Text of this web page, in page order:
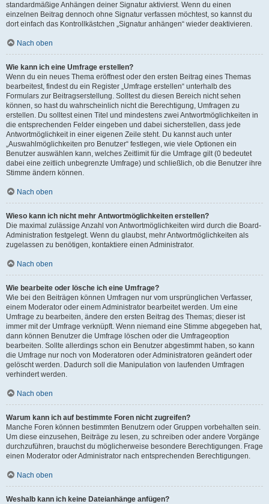
standardmäßige Anhängen deiner Signatur aktivierst. Wenn du einen
einzelnen Beitrag dennoch ohne Signatur verfassen möchtest, so kannst du
dort einfach das Kontrollkästchen „Signatur anhängen“ wieder deaktivieren.
Nach oben
Wie kann ich eine Umfrage erstellen?
Wenn du ein neues Thema eröffnest oder den ersten Beitrag eines Themas
bearbeitest, findest du ein Register „Umfrage erstellen“ unterhalb des
Formulars zur Beitragserstellung. Solltest du diesen Bereich nicht sehen
können, so hast du wahrscheinlich nicht die Berechtigung, Umfragen zu
erstellen. Du solltest einen Titel und mindestens zwei Antwortmöglichkeiten in
die entsprechenden Felder eingeben und dabei sicherstellen, dass jede
Antwortmöglichkeit in einer eigenen Zeile steht. Du kannst auch unter
„Auswahlmöglichkeiten pro Benutzer“ festlegen, wie viele Optionen ein
Benutzer auswählen kann, welches Zeitlimit für die Umfrage gilt (0 bedeutet
dabei eine zeitlich unbegrenzte Umfrage) und schließlich, ob die Benutzer ihre
Stimme ändern können.
Nach oben
Wieso kann ich nicht mehr Antwortmöglichkeiten erstellen?
Die maximal zulässige Anzahl von Antwortmöglichkeiten wird durch die Board-
Administration festgelegt. Wenn du glaubst, mehr Antwortmöglichkeiten als
zugelassen zu benötigen, kontaktiere einen Administrator.
Nach oben
Wie bearbeite oder lösche ich eine Umfrage?
Wie bei den Beiträgen können Umfragen nur vom ursprünglichen Verfasser,
einem Moderator oder einem Administrator bearbeitet werden. Um eine
Umfrage zu bearbeiten, ändere den ersten Beitrag des Themas; dieser ist
immer mit der Umfrage verknüpft. Wenn niemand eine Stimme abgegeben hat,
dann können Benutzer die Umfrage löschen oder die Umfrageoption
bearbeiten. Sollte allerdings schon ein Benutzer abgestimmt haben, so kann
die Umfrage nur noch von Moderatoren oder Administratoren geändert oder
gelöscht werden. Dadurch soll die Manipulation von laufenden Umfragen
verhindert werden.
Nach oben
Warum kann ich auf bestimmte Foren nicht zugreifen?
Manche Foren können bestimmten Benutzern oder Gruppen vorbehalten sein.
Um diese einzusehen, Beiträge zu lesen, zu schreiben oder andere Vorgänge
durchzuführen, brauchst du möglicherweise besondere Berechtigungen. Frage
einen Moderator oder Administrator nach entsprechenden Berechtigungen.
Nach oben
Weshalb kann ich keine Dateianhänge anfügen?